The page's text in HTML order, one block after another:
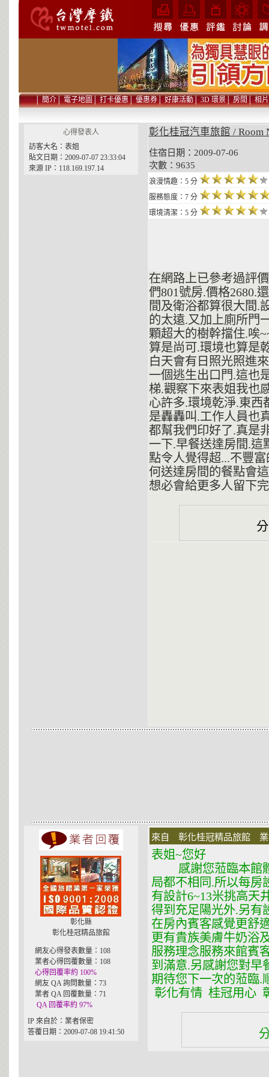
│簡介│電子地圖│打卡優惠│優惠券│好康活動│3D 環景│房間│相片
心得發表人
訪客大名：表姐
貼文日期：2009-07-07 23:33:04
來源 IP：118.169.197.14
彰化桂冠汽車旅館 / Room
住宿日期：2009-07-06
次數：9635
浪漫情趣：5 分
服務態度：7 分
環境清潔：5 分
在網路上已參考過評
們801號房.價格2680.
間及衛浴都算很大間.
的太遠.又加上廁所門
顆超大的樹幹擋住.唉
算是尚可.環境也算是
白天會有日照光照進
一個逃生出口門.這也
梯.觀察下來表姐我也
心許多.環境乾淨.東西
是轟轟叫.工作人員也
都幫我們印好了.真是
一下.早餐送達房間.這
點令人覺得超...不豐
何送達房間的餐點會
想必會給更多人留下
彰化縣
彰化桂冠精品旅館
網友心得發表數量：108
業者心得回覆數量：108
心得回覆率約 100%
網友 QA 詢問數量：73
業者 QA 回覆數量：71
QA 回覆率約 97%
IP 來自於：業者保密
答覆日期：2009-07-08 19:41:50
來自 彰化桂冠精品旅館
表姐~您好
感謝您蒞臨本館體
局都不相同.所以每房
有設計6~13米挑高天
得到充足陽光外.另有
在房內賓客感覺更舒
更有貴族美膚牛奶浴
服務理念服務來館賓
到滿意.另感謝您對早
期待您下一次的蒞臨.
彰化有情 桂冠用心